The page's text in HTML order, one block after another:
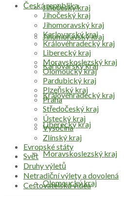
Jihočeský kraj
Jihomoravský kraj
Karlovarský kraj
Královéhradecký kraj
Liberecký kraj
Moravskoslezský kraj
Olomoucký kraj
Česká republika
Jihočeský kraj
Jihomoravský kraj
Karlovarský kraj
Královéhradecký kraj
Liberecký kraj
Moravskoslezský kraj
Olomoucký kraj
Pardubický kraj
Plzeňský kraj
Praha
Středočeský kraj
Ústecký kraj
Vysočina
Zlínský kraj
Evropské státy
Svět
Druhy výletů
Netradiční výlety a dovolená
Cestovatelská videa